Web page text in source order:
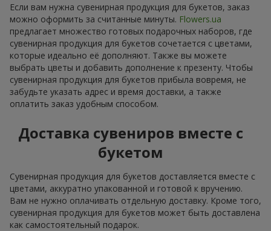
Если вам нужна сувенирная продукция для букетов, заказ
можно оформить за считанные минуты. Flowers.ua
предлагает множество готовых подарочных наборов, где
сувенирная продукция для букетов сочетается с цветами,
которые идеально её дополняют. Также вы можете
выбрать цветы и добавить дополнение к презенту. Чтобы
сувенирная продукция для букетов прибыла вовремя, не
забудьте указать адрес и время доставки, а также
оплатить заказ удобным способом.
Доставка сувениров вместе с
букетом
Сувенирная продукция для букетов доставляется вместе с
цветами, аккуратно упакованной и готовой к вручению.
Вам не нужно оплачивать отдельную доставку. Кроме того,
сувенирная продукция для букетов может быть доставлена
как самостоятельный подарок.